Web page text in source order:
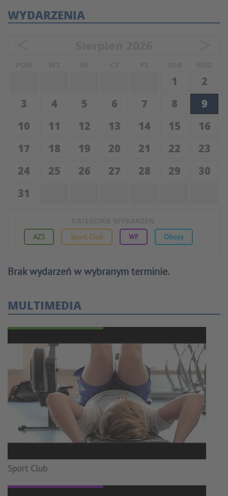
WYDARZENIA
1
2
3
4 5 6 7 8
9
10
11 12 13 14 15
16
17
18 19 20 21 22
23
24
25 26 27 28 29
30
31
AZS Sport Club WF Obozy
Brak wydarzeń w wybranym terminie.
MULTIMEDIA
Sport Club